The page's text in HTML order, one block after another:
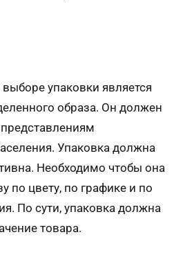
упаковки является
образа. Он должен
Упаковка должна
Необходимо чтобы она
по цвету, по графике и по
По сути, упаковка должна
товара.